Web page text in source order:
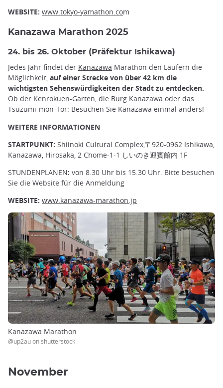
WEBSITE: www.tokyo-yamathon.com
Kanazawa Marathon 2025
24. bis 26. Oktober (Präfektur Ishikawa)
Jedes Jahr findet der Kanazawa Marathon den Läufern die
Möglichkeit, auf einer Strecke von über 42 km die
wichtigsten Sehenswürdigkeiten der Stadt zu entdecken.
Ob der Kenrokuen-Garten, die Burg Kanazawa oder das
Tsuzumi-mon-Tor: Besuchen Sie Kanazawa einmal anders!
WEITERE INFORMATIONEN
STARTPUNKT: Shiinoki Cultural Complex,〒920-0962 Ishikawa,
Kanazawa, Hirosaka, 2 Chome-1-1 しいのき迎賓館内 1F
STUNDENPLANEN: von 8.30 Uhr bis 15.30 Uhr. Bitte besuchen
Sie die Website für die Anmeldung
WEBSITE: www.kanazawa-marathon.jp
Kanazawa Marathon
@up2au on shutterstock
November